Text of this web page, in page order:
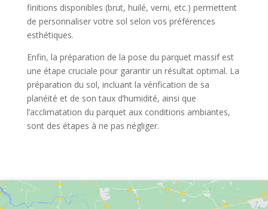
finitions disponibles (brut, huilé, verni, etc.) permettent
de personnaliser votre sol selon vos préférences
esthétiques.
Enfin, la préparation de la pose du parquet massif est
une étape cruciale pour garantir un résultat optimal. La
préparation du sol, incluant la vérification de sa
planéité et de son taux d’humidité, ainsi que
l’acclimatation du parquet aux conditions ambiantes,
sont des étapes à ne pas négliger.